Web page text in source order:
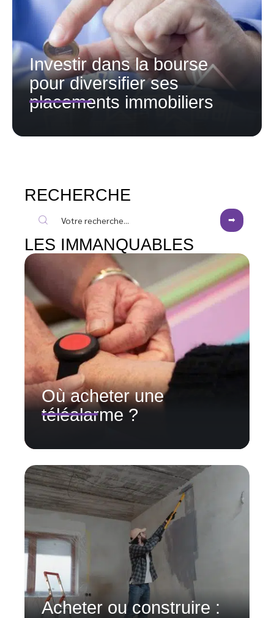
Investir dans la bourse
pour diversifier ses
placements immobiliers
RECHERCHE
LES IMMANQUABLES
Où acheter une
téléalarme ?
Acheter ou construire :